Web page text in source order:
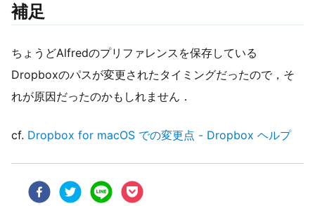
補足
ちょうどAlfredのプリファレンスを保存している
Dropboxのパスが変更されたタイミングだったので，そ
れが原因だったのかもしれません．
cf. Dropbox for macOS での変更点 - Dropbox ヘルプ